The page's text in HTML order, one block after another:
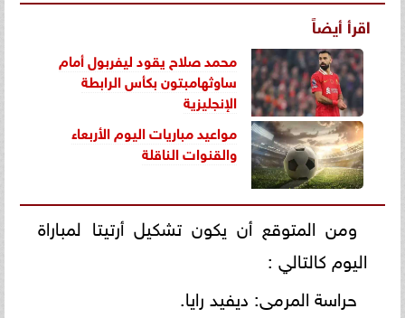
اقرأ أيضاً
محمد صلاح يقود ليفربول أمام
ساوثهامبتون بكأس الرابطة
الإنجليزية
مواعيد مباريات اليوم الأربعاء
والقنوات الناقلة
ومن المتوقع أن يكون تشكيل أرتيتا لمباراة
اليوم كالتالي :
حراسة المرمى: ديفيد رايا.